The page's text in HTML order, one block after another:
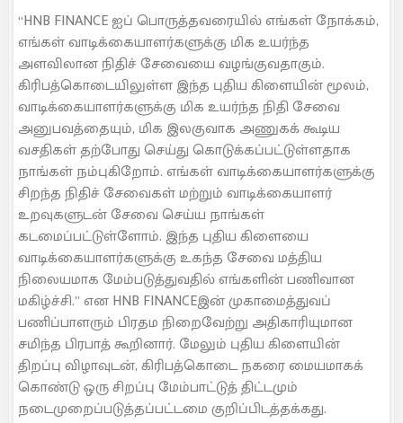
“HNB FINANCE ஐப் பொருத்தவரையில் எங்கள் நோக்கம்,
எங்கள் வாடிக்கையாளர்களுக்கு மிக உயர்ந்த
அளவிலான நிதிச் சேவையை வழங்குவதாகும்.
கிரிபத்கொடையிலுள்ள இந்த புதிய கிளையின் மூலம்,
வாடிக்கையாளர்களுக்கு மிக உயர்ந்த நிதி சேவை
அனுபவத்தையும், மிக இலகுவாக அணுகக் கூடிய
வசதிகள் தற்போது செய்து கொடுக்கப்பட்டுள்ளதாக
நாங்கள் நம்புகிறோம். எங்கள் வாடிக்கையாளர்களுக்கு
சிறந்த நிதிச் சேவைகள் மற்றும் வாடிக்கையாளர்
உறவுகளுடன் சேவை செய்ய நாங்கள்
கடமைப்பட்டுள்ளோம். இந்த புதிய கிளையை
வாடிக்கையாளர்களுக்கு உகந்த சேவை மத்திய
நிலையமாக மேம்படுத்துவதில் எங்களின் பணிவான
மகிழ்ச்சி.” என HNB FINANCEஇன் முகாமைத்துவப்
பணிப்பாளரும் பிரதம நிறைவேற்று அதிகாரியுமான
சமிந்த பிரபாத் கூறினார். மேலும் புதிய கிளையின்
திறப்பு விழாவுடன், கிரிபத்கொடை நகரை மையமாகக்
கொண்டு ஒரு சிறப்பு மேம்பாட்டுத் திட்டமும்
நடைமுறைப்படுத்தப்பட்டமை குறிப்பிடத்தக்கது.